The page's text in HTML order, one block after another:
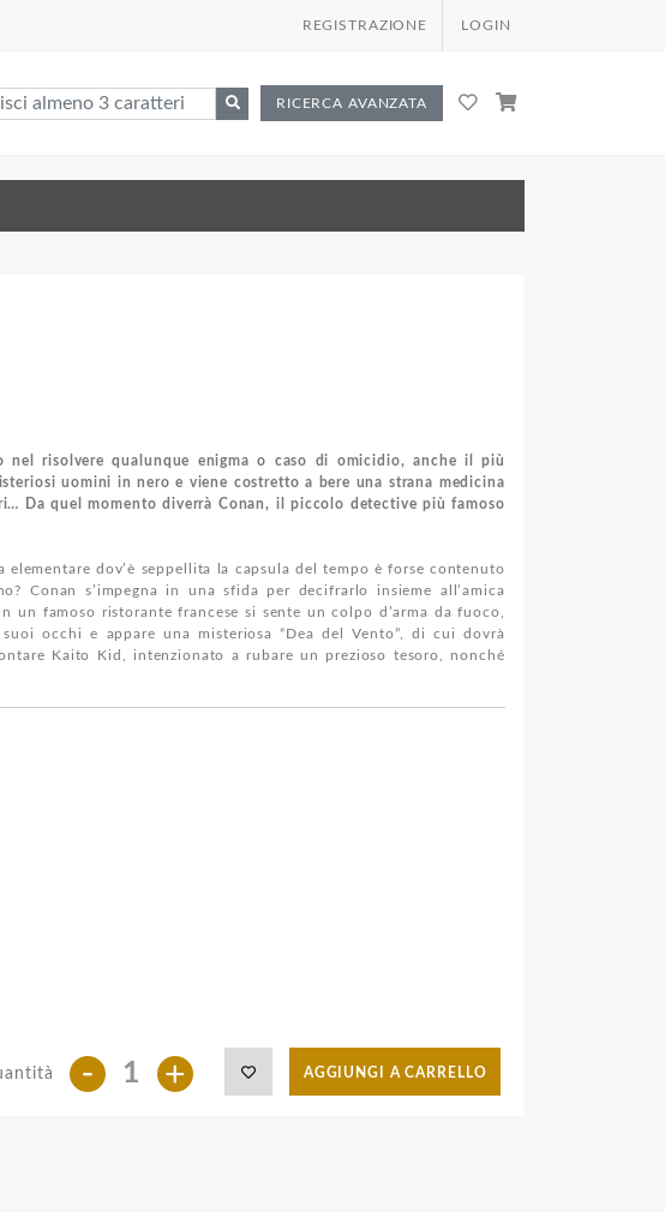
REGISTRAZIONE LOGIN
RICERCA AVANZATA
risolvere qualunque enigma o caso di omicidio, anche il più
uomini in nero e viene costretto a bere una strana medicina
Da quel momento diverrà Conan, il piccolo detective più famoso
dov’è seppellita la capsula del tempo è forse contenuto
Conan s’impegna in una sfida per decifrarlo insieme all’amica
un famoso ristorante francese si sente un colpo d’arma da fuoco,
occhi e appare una misteriosa “Dea del Vento”, di cui dovrà
Kaito Kid, intenzionato a rubare un prezioso tesoro, nonché
- + AGGIUNGI A CARRELLO